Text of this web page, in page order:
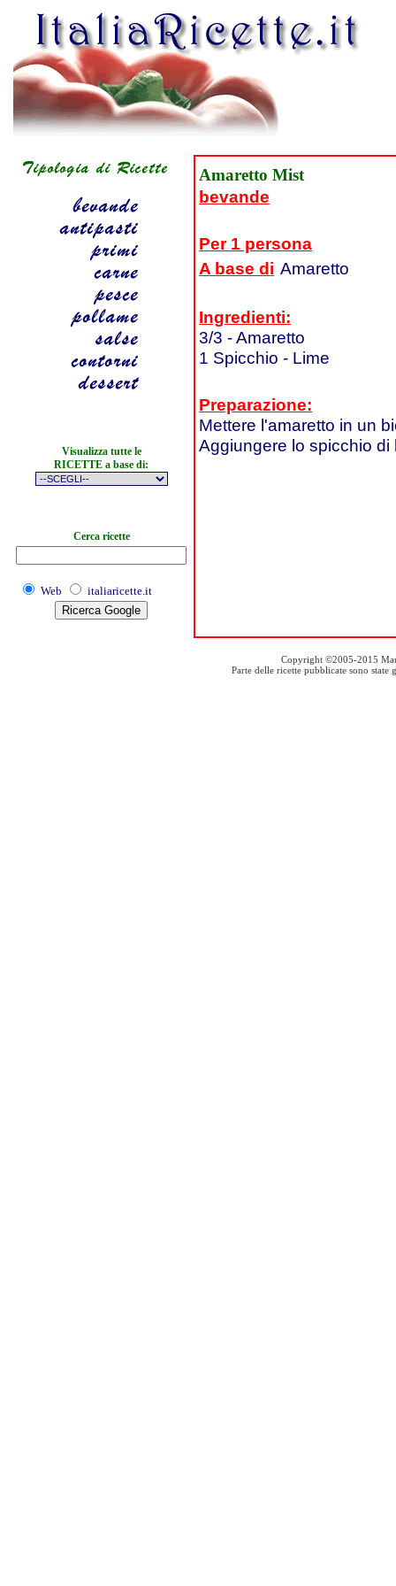
Visualizza tutte le
RICETTE a base di:
Cerca ricette
Web italiaricette.it
Amaretto Mist
bevande
Per 1 persona
A base di Amaretto
Ingredienti:
3/3 - Amaretto
1 Spicchio - Lime
Preparazione:
Mettere l'amaretto in un
Aggiungere lo spicchio di
Copyright ©2005-2015
Parte delle ricette pubblicate sono state